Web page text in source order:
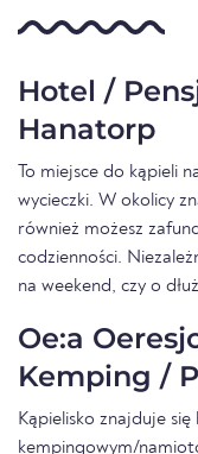
Hotel /
Hanatorp
To miejsce do kąpieli
wycieczki. W okolicy
również możesz
codzienności.
na weekend, czy o
Oe:a
Kemping /
Kąpielisko znajduje
kempingowym/